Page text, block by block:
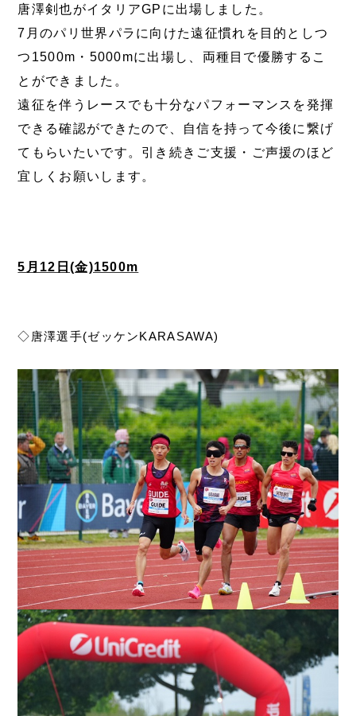
唐澤剣也がイタリアGPに出場しました。
7月のパリ世界パラに向けた遠征慣れを目的としつ
つ1500m・5000mに出場し、両種目で優勝するこ
とができました。
遠征を伴うレースでも十分なパフォーマンスを発揮
できる確認ができたので、自信を持って今後に繋げ
てもらいたいです。引き続きご支援・ご声援のほど
宜しくお願いします。
5月12日(金)1500m
◇唐澤選手(ゼッケンKARASAWA)